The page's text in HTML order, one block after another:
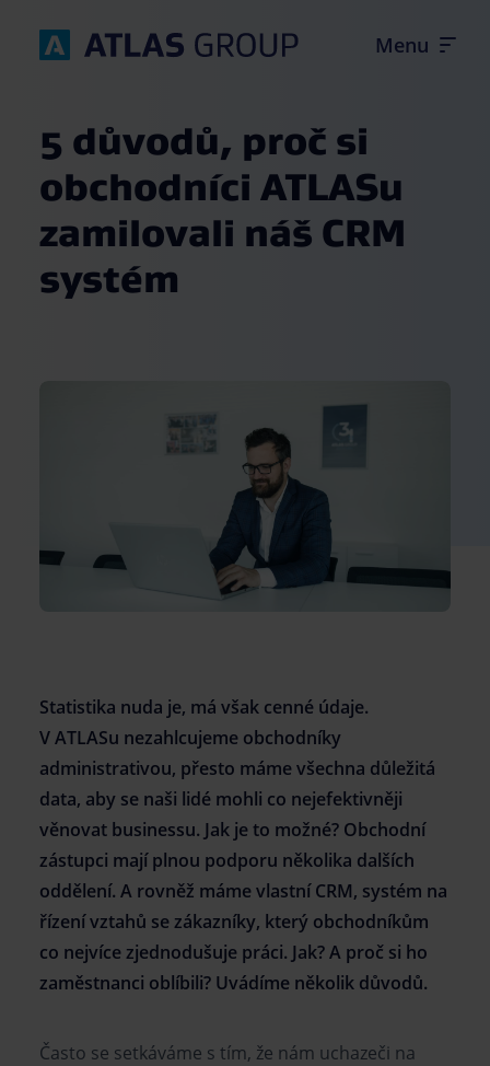
Úvod
Firemní kultura
Volné pozice
kariera@atlasgroup.cz
+420 737 208 446
5 důvodů, proč si
obchodníci ATLASu
zamilovali náš CRM
systém
Statistika nuda je, má však cenné údaje.
V ATLASu nezahlcujeme obchodníky
administrativou, přesto máme všechna důležitá
data, aby se naši lidé mohli co nejefektivněji
věnovat businessu. Jak je to možné? Obchodní
zástupci mají plnou podporu několika dalších
oddělení. A rovněž máme vlastní CRM, systém na
řízení vztahů se zákazníky, který obchodníkům
co nejvíce zjednodušuje práci. Jak? A proč si ho
zaměstnanci oblíbili? Uvádíme několik důvodů.
Často se setkáváme s tím, že nám uchazeči na